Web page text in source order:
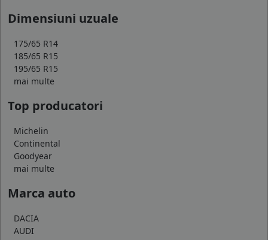
Dimensiuni uzuale
175/65 R14
185/65 R15
195/65 R15
mai multe
Top producatori
Michelin
Continental
Goodyear
mai multe
Marca auto
DACIA
AUDI